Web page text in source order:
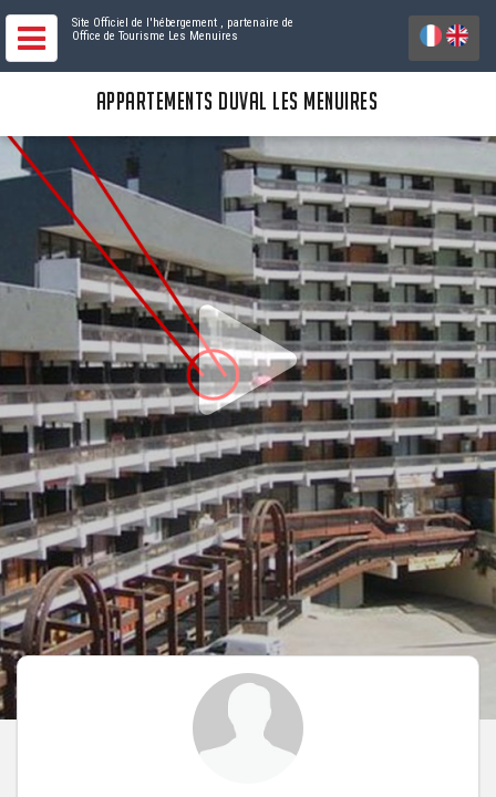
Site Officiel de l'hébergement , partenaire de
Office de Tourisme Les Menuires
APPARTEMENTS DUVAL LES MENUIRES